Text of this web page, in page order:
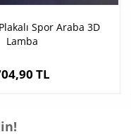
Spor Araba 3D
Lamba
TL